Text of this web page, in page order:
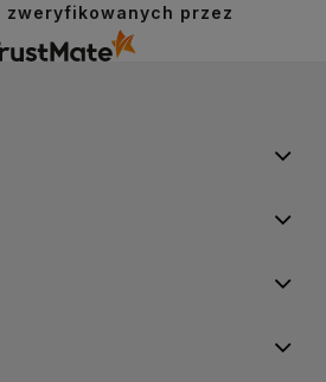
zweryfikowanych przez